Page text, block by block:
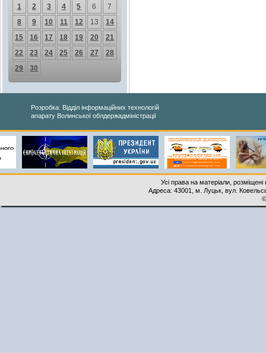
1
2 3 4 5 6
7
8
9 10 11 12 13
14
15
16 17 18 19 20
21
22
23 24 25 26 27
28
29
30
Розробка: Відділ інформаційних технологій
апарату Волинської облдержадміністрації
Усі права на матеріали,
Адреса: 43001, м. Луцьк, вул.